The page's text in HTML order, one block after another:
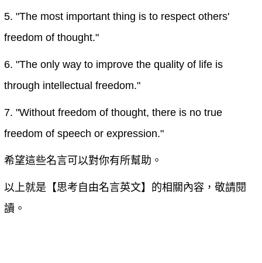
5. "The most important thing is to respect others'
freedom of thought."
6. "The only way to improve the quality of life is
through intellectual freedom."
7. "Without freedom of thought, there is no true
freedom of speech or expression."
希望這些名言可以對你有所幫助。
以上就是【思考自由名言英文】的相關內容，敬請閱
讀。